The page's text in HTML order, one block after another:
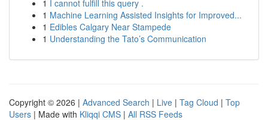
1 I cannot fulfill this query .
1 Machine Learning Assisted Insights for Improved...
1 Edibles Calgary Near Stampede
1 Understanding the Tato’s Communication
Copyright © 2026 | Advanced Search | Live | Tag Cloud | Top
Users | Made with Kliqqi CMS | All RSS Feeds